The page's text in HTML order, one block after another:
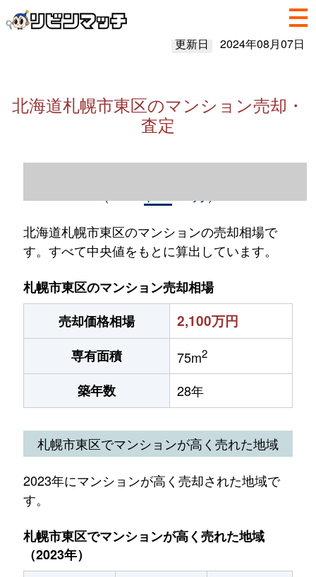
更新日 2024年08月07日
北海道札幌市東区のマンション売却・
査定
北海道札幌市東区のマンションの売却相場で
す。すべて中央値をもとに算出しています。
札幌市東区のマンション売却相場
売却価格相場
2,100万円
専有面積 75m2
築年数 28年
札幌市東区でマンションが高く売れた地域
2023年にマンションが高く売却された地域で
す。
札幌市東区でマンションが高く売れた地域
（2023年）